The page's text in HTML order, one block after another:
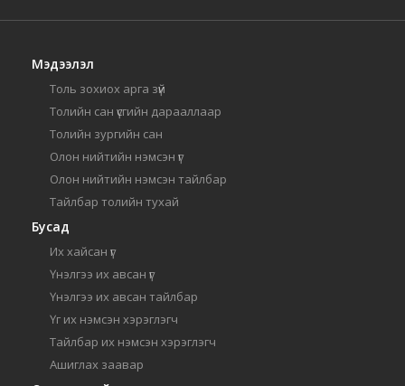
Мэдээлэл
Толь зохиох арга зүй
Толийн сан үсгийн дарааллаар
Толийн зургийн сан
Олон нийтийн нэмсэн үг
Олон нийтийн нэмсэн тайлбар
Тайлбар толийн тухай
Бусад
Их хайсан үг
Үнэлгээ их авсан үг
Үнэлгээ их авсан тайлбар
Үг их нэмсэн хэрэглэгч
Тайлбар их нэмсэн хэрэглэгч
Ашиглах заавар